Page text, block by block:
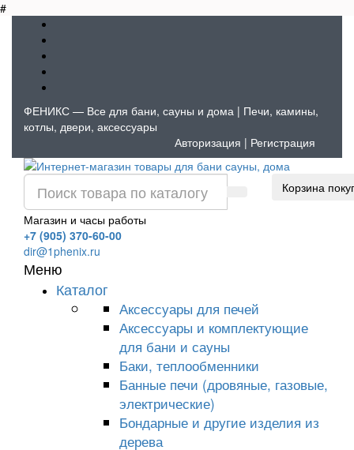
#
ФЕНИКС — Все для бани, сауны и дома | Печи, камины,
котлы, двери, аксессуары
Авторизация | Регистрация
Магазин и часы работы
+7 (905) 370-60-00
dir@1phenix.ru
Корзина
Меню
Каталог
Аксессуары для печей
Аксессуары и комплектующие
для бани и сауны
Баки, теплообменники
Банные печи (дровяные, газовые,
электрические)
Бондарные и другие изделия из
дерева